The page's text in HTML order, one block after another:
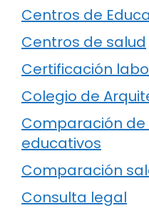
Centros de
Centros de salud
Certificación
Colegio de
Comparación
educativos
Comparación
Consulta legal